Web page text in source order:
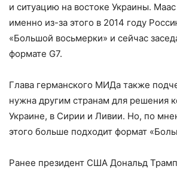
и ситуацию на востоке Украины.
именно из-за этого в 2014 году
«Большой восьмерки» и сейчас
формате G7.
Глава германского МИДа также
нужна другим странам для решения
Украине, в Сирии и Ливии. Но, по
этого больше подходит формат
Ранее президент США Дональд